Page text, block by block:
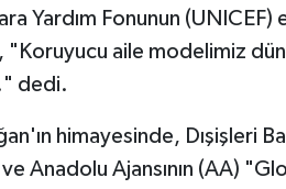
Yardım Fonunun (UNICEF)
aile modelimiz
dedi.
himayesinde, Dışişleri
Anadolu Ajansının (AA)